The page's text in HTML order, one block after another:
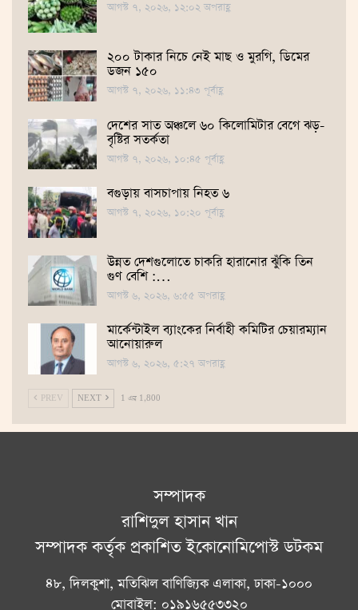
আগস্ট ৭, ২০২৬, ১২:০২ অপরাহ্ণ
২০০ টাকার নিচে নেই মাছ ও মুরগি, ডিমের
ডজন ১৫০
আগস্ট ৭, ২০২৬, ১১:৪৩ পূর্বাহ্ণ
দেশের সাত অঞ্চলে ৬০ কিলোমিটার বেগে ঝড়-
বৃষ্টির সতর্কতা
আগস্ট ৭, ২০২৬, ১০:৪৫ পূর্বাহ্ণ
বগুড়ায় বাসচাপায় নিহত ৬
আগস্ট ৭, ২০২৬, ১০:২০ পূর্বাহ্ণ
উন্নত দেশগুলোতে চাকরি হারানোর ঝুঁকি তিন
গুণ বেশি :…
আগস্ট ৬, ২০২৬, ৬:৫৫ অপরাহ্ণ
মার্কেন্টাইল ব্যাংকের নির্বাহী কমিটির চেয়ারম্যান
আনোয়ারুল
আগস্ট ৬, ২০২৬, ৫:২৭ অপরাহ্ণ
PREV NEXT 1 এর 1,800
সম্পাদক
রাশিদুল হাসান খান
সম্পাদক কর্তৃক প্রকাশিত ইকোনোমিপোস্ট ডটকম
৪৮, দিলকুশা, মতিঝিল বাণিজ্যিক এলাকা, ঢাকা-১০০০
মোবাইল: ০১৯১৬৫৫৩৩২০